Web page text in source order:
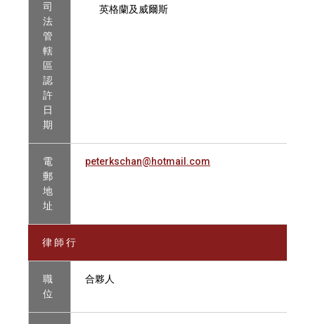
司
法
管
轄
區
認
許
日
期
英格蘭及威爾斯
電
郵
地
址
peterkschan@hotmail.com
律 師 行
職
位
合夥人